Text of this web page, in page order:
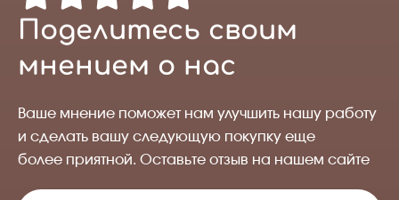
Поделитесь своим
мнением о нас
Ваше мнение поможет нам улучшить нашу работу
и сделать вашу следующую покупку еще
более приятной. Оставьте отзыв на нашем сайте